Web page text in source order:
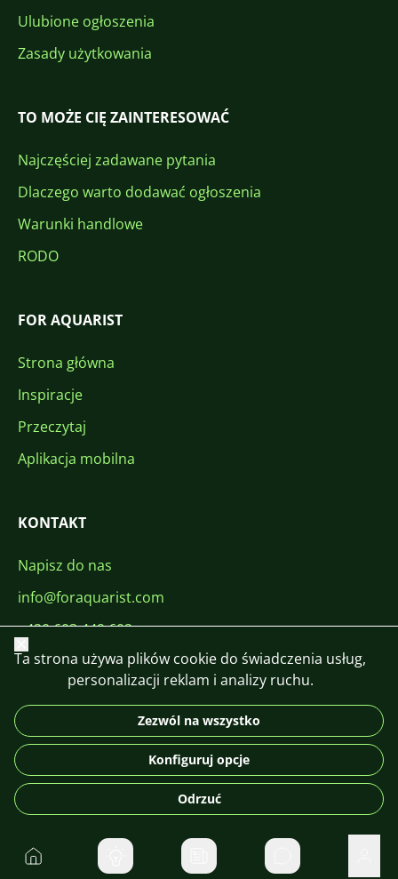
Ulubione ogłoszenia
Zasady użytkowania
TO MOŻE CIĘ ZAINTERESOWAĆ
Najczęściej zadawane pytania
Dlaczego warto dodawać ogłoszenia
Warunki handlowe
RODO
FOR AQUARIST
Strona główna
Inspiracje
Przeczytaj
Aplikacja mobilna
KONTAKT
Napisz do nas
info@foraquarist.com
+420 603 449 602
DE
© 2026 For Aquarist
Do domu Prywatne
Zamknij
Ta strona używa plików cookie do świadczenia usług,
personalizacji reklam i analizy ruchu.
Zezwól na wszystko
Konfiguruj opcje
Odrzuć